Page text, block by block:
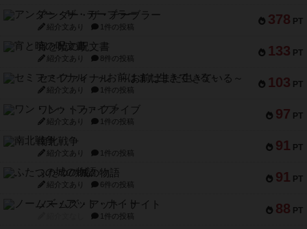
378 PT
アンダー・ザ・テーブラー
紹介文あり 1件の投稿
133 PT
宵と暁の呪文書
紹介文あり 8件の投稿
103 PT
セミファイナル ～お前はまだ生きている～
紹介文あり 1件の投稿
97 PT
ワン・トゥ・ファイブ
紹介文あり 1件の投稿
91 PT
南北戦争
紹介文あり 1件の投稿
91 PT
ふたつの城の物語
紹介文あり 6件の投稿
88 PT
ノームズ・アット・ナイト
1件の投稿